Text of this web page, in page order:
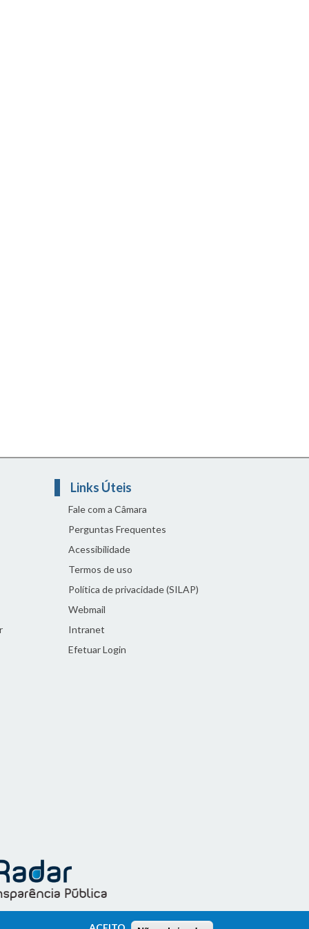
Links Úteis
Fale com a Câmara
Perguntas Frequentes
Acessibilidade
Termos de uso
Política de privacidade (SILAP)
Webmail
Intranet
Efetuar Login